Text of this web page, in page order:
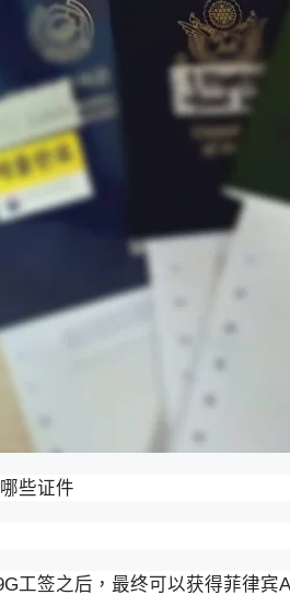
些证件
工签之后，最终可以获得菲律